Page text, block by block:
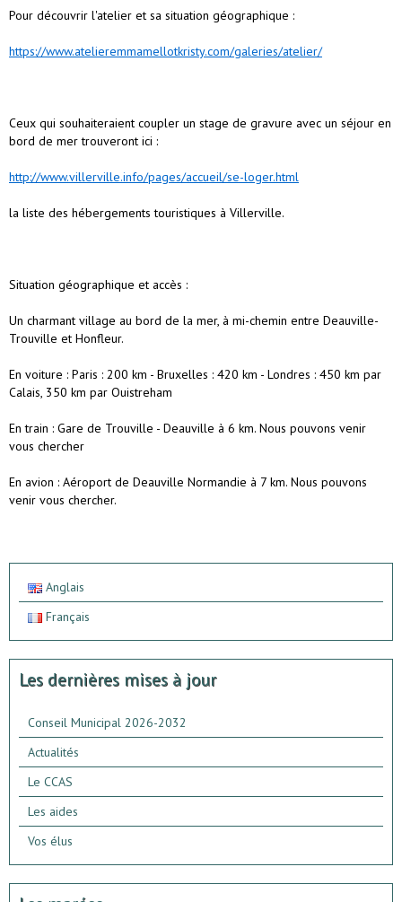
Pour découvrir l'atelier et sa situation géographique :
https://www.atelieremmamellotkristy.com/galeries/atelier/
Ceux qui souhaiteraient coupler un stage de gravure avec un séjour en
bord de mer trouveront ici :
http://www.villerville.info/pages/accueil/se-loger.html
la liste des hébergements touristiques à Villerville.
Situation géographique et accès :
Un charmant village au bord de la mer, à mi-chemin entre Deauville-
Trouville et Honfleur.
En voiture : Paris : 200 km - Bruxelles : 420 km - Londres : 450 km par
Calais, 350 km par Ouistreham
En train : Gare de Trouville - Deauville à 6 km. Nous pouvons venir
vous chercher
En avion : Aéroport de Deauville Normandie à 7 km. Nous pouvons
venir vous chercher.
Anglais
Français
Les dernières mises à jour
Conseil Municipal 2026-2032
Actualités
Le CCAS
Les aides
Vos élus